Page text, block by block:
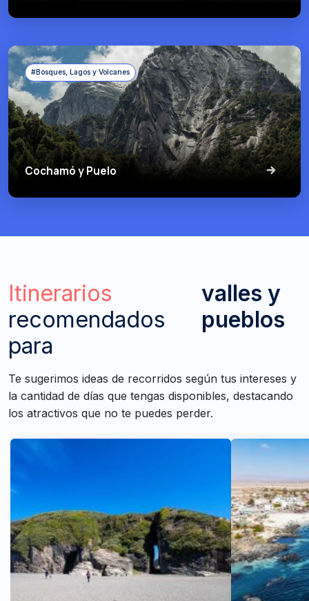
#Bosques, Lagos y Volcanes
Cochamó y Puelo
Itinerarios
recomendados
para
valles y
pueblos
Te sugerimos ideas de recorridos según tus intereses y
la cantidad de días que tengas disponibles, destacando
los atractivos que no te puedes perder.